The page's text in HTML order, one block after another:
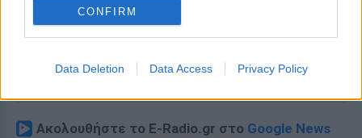
CONFIRM
Data Deletion Data Access Privacy Policy
Ακολουθήστε το E-Radio.gr στο Google News